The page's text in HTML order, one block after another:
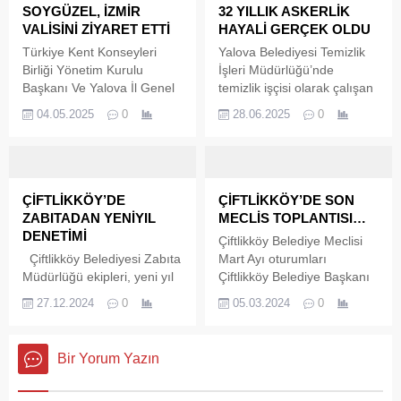
sonuçlandı. Mevcut İl
Başkanı Erdem Doğancı,
seçimde ikinci kez CHP
Yalova İl Başkanlığı
görevine seçildi.
SOYGÜZEL, İZMİR
VALİSİNİ ZİYARET ETTİ
Türkiye Kent Konseyleri
Birliği Yönetim Kurulu
Başkanı Ve Yalova İl Genel
Soygüzel, Türkiye Kent
Kentlerde Kentli Haklarını
Yeniden Düşünmek"
temasıyla 2-3 Mayıs
“Ege Bölge Toplantısı”na
katılmak için gittiği İzmir'de
İzmir Valisi Süleyman
04.05.2025 0
32 YILLIK ASKERLİK
HAYALİ GERÇEK OLDU
Yalova Belediyesi Temizlik
İşleri Müdürlüğü’nde
temizlik işçisi olarak çalışan
32 yıllık asker olma hayali
28.06.2025 0
ÇİFTLİKKÖY’DE
ZABITADAN YENİYIL
DENETİMİ
Çiftlikköy Belediyesi Zabıta
Müdürlüğü ekipleri, yeni yıl
veren market, fırın, pastane
kapsamlı denetimler
gerçekleştirdi. Çiftlikköy
27.12.2024 0
ÇİFTLİKKÖY’DE SON
MECLİS TOPLANTISI…
Çiftlikköy Belediye Meclisi
Mart Ayı oturumları
Çiftlikköy Belediye Başkanı
Başkanlığında başladı.
05.03.2024 0
Bir Yorum Yazın